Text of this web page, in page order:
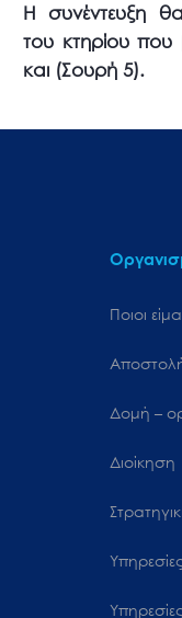
Η συνέντευξη
του κτηρίου που
και (Σουρή 5).
Ποιοι
Δομή –
Διοίκηση